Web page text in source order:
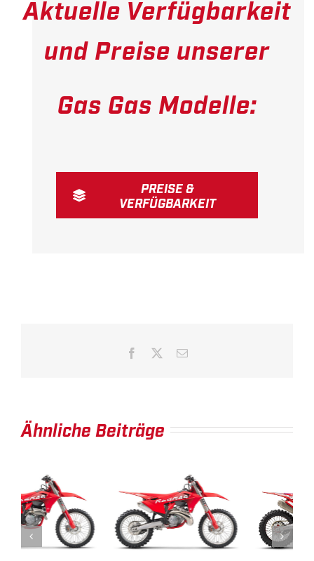
Aktuelle Verfügbarkeit
und Preise unserer
Gas Gas Modelle:
PREISE &
VERFÜGBARKEIT
Facebook E-
Ähnliche Beiträge